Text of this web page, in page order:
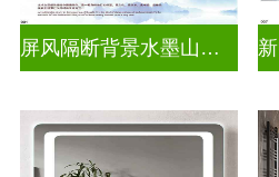
屏风隔断背景水墨山水画玻璃